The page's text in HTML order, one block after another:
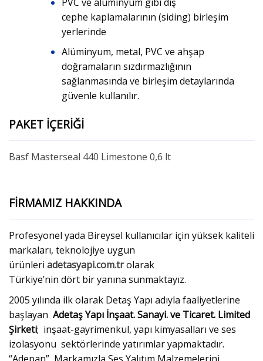
cephe kaplamalarının (siding) birleşim
yerlerinde
Alüminyum, metal, PVC ve ahşap
doğramaların sızdırmazlığının
sağlanmasında ve birleşim detaylarında
güvenle kullanılır.
PAKET İÇERİĞİ
Basf Masterseal 440 Limestone 0,6 lt
FİRMAMIZ HAKKINDA
Profesyonel yada Bireysel kullanıcılar için yüksek kaliteli
markaları, teknolojiye uygun
ürünleri adetasyapi.com.trolarak
Türkiye’nin dört bir yanına sunmaktayız.
2005 yılında ilk olarak Detaş Yapı adıyla faaliyetlerine
başlayan Adetaş Yapı İnşaat. Sanayi. ve Ticaret. Limited
Şirketi; inşaat-gayrimenkul, yapı kimyasalları ve ses
izolasyonu sektörlerinde yatırımlar yapmaktadır.